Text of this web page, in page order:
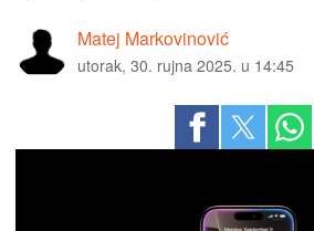
Matej Markovinović
utorak, 30. rujna 2025. u 14:45